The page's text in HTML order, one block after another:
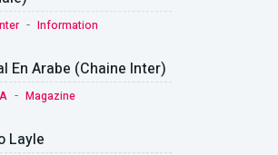
- Information
En Arabe (Chaine Inter)
- Magazine
Layle